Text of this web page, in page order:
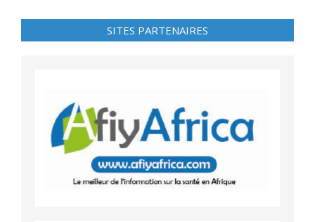
SITES PARTENAIRES